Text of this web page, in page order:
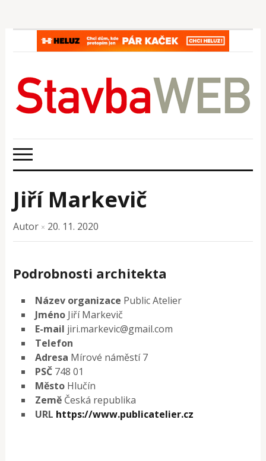
Jiří Markevič
Autor × 20. 11. 2020
Podrobnosti architekta
Název organizace Public Atelier
Jméno Jiří Markevič
E-mail jiri.markevic@gmail.com
Telefon
Adresa Mírové náměstí 7
PSČ 748 01
Město Hlučín
Země Česká republika
URL https://www.publicatelier.cz